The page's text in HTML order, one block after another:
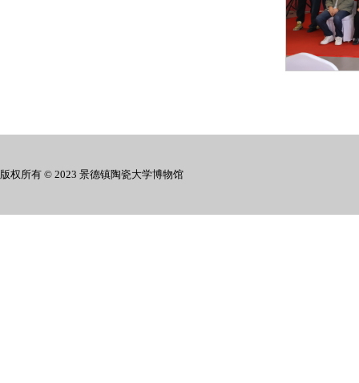
版权所有 © 2023 景德镇陶瓷大学博物馆